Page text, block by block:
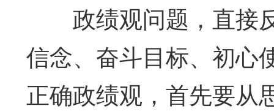
政绩观问题，直接
信念、奋斗目标、初心
正确政绩观，首先要从